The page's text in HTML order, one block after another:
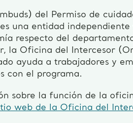
del Permiso de
una entidad independiente
respecto del
la Oficina del Intercesor
ayuda a trabajadores y
con el programa.
sobre la función de la
web de la Oficina del